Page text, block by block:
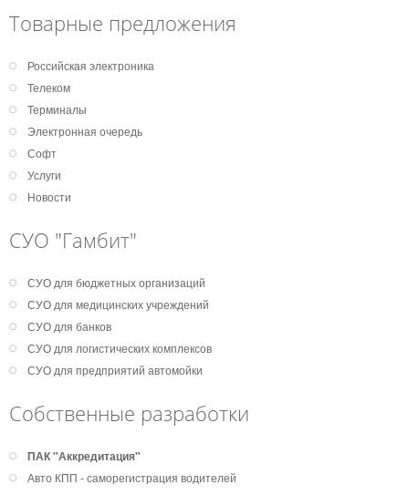
Товарные предложения
Российская электроника
Телеком
Терминалы
Электронная очередь
Софт
Услуги
Новости
СУО "Гамбит"
СУО для бюджетных организаций
СУО для медицинских учреждений
СУО для банков
СУО для логистических комплексов
СУО для предприятий автомойки
Собственные разработки
ПАК "Аккредитация"
Авто КПП - саморегистрация водителей